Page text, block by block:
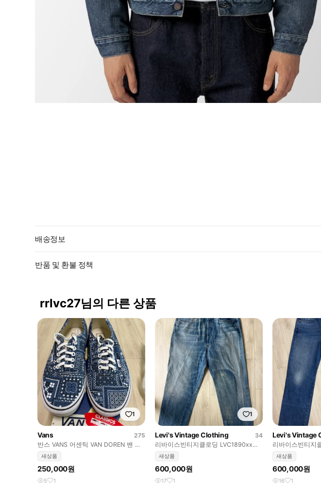
배송정보
반품 및 환불 정책
rrlvc27님의 다른 상품
1
Vans
275
반스 VANS 어센틱 VAN DOREN 밴 도
렌 페이즐리US9.5 275
새상품
250,000원
5 1
1
Levi's Vintage Clothing
34
리바이스빈티지클로딩 LVC1890xx
501 Backstop 34 새제품
새상품
600,000원
17 1
Levi's Vintage
리바이스빈티지
0053 라이징선
새상품
600,000원
16 1